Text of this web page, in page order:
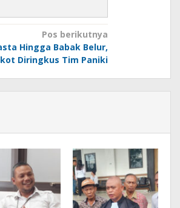
Pos berikutnya
Hingga Babak Belur,
Diringkus Tim Paniki